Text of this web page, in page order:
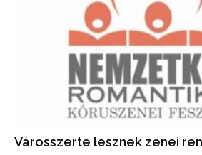
Városszerte lesznek zenei